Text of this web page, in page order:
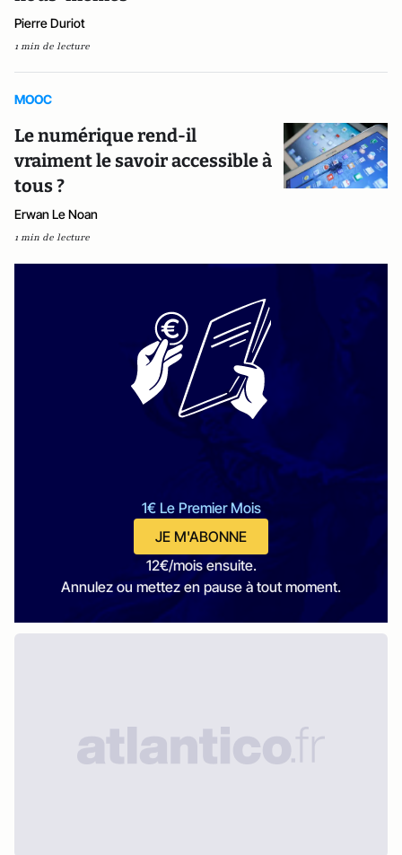
Pierre Duriot
1 min de lecture
MOOC
Le numérique rend-il
vraiment le savoir accessible à
tous ?
Erwan Le Noan
1 min de lecture
1€ Le Premier Mois
JE M'ABONNE
12€/mois ensuite.
Annulez ou mettez en pause à tout moment.